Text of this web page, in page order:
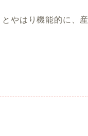
とやはり機能的に、産